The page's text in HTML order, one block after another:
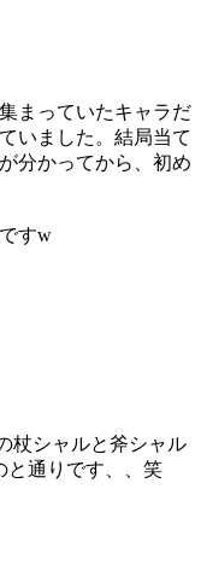
まっていたキャラだ
いました。結局当て
分かってから、初め
すw
杖シャルと斧シャル
と通りです、、笑